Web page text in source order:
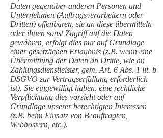
Daten gegenüber anderen Personen und
Unternehmen (Auftragsverarbeitern oder
Dritten) offenbaren, sie an diese übermitteln
oder ihnen sonst Zugriff auf die Daten
gewähren, erfolgt dies nur auf Grundlage
einer gesetzlichen Erlaubnis (z.B. wenn eine
Übermittlung der Daten an Dritte, wie an
Zahlungsdienstleister, gem. Art. 6 Abs. 1 lit. b
DSGVO zur Vertragserfüllung erforderlich
ist), Sie eingewilligt haben, eine rechtliche
Verpflichtung dies vorsieht oder auf
Grundlage unserer berechtigten Interessen
(z.B. beim Einsatz von Beauftragten,
Webhostern, etc.).